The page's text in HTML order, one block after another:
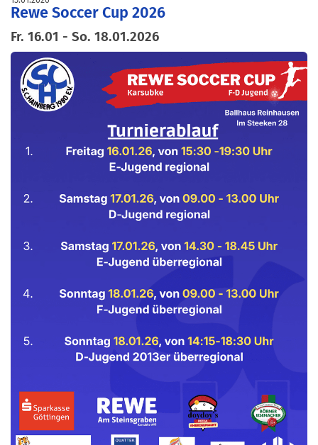
Rewe Soccer Cup 2026
Fr. 16.01 - So. 18.01.2026